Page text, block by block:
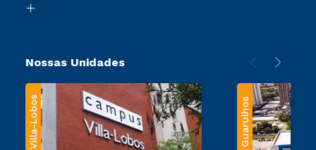
Transferência
Nossas Unidades
Villa-Lobos Guarulhos